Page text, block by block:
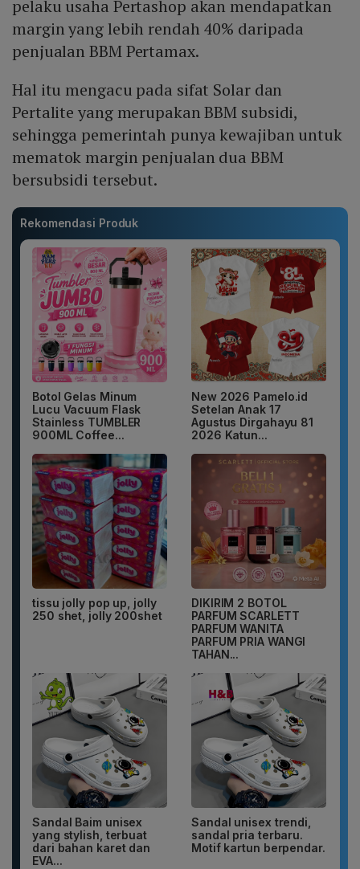
pelaku usaha Pertashop akan mendapatkan
margin yang lebih rendah 40% daripada
penjualan BBM Pertamax.
Hal itu mengacu pada sifat Solar dan
Pertalite yang merupakan BBM subsidi,
sehingga pemerintah punya kewajiban untuk
mematok margin penjualan dua BBM
bersubsidi tersebut.
Rekomendasi Produk
Botol Gelas Minum
Lucu Vacuum Flask
Stainless TUMBLER
900ML Coffee...
New 2026 Pamelo.id
Setelan Anak 17
Agustus Dirgahayu 81
2026 Katun...
tissu jolly pop up, jolly
250 shet, jolly 200shet
DIKIRIM 2 BOTOL
PARFUM SCARLETT
PARFUM WANITA
PARFUM PRIA WANGI
TAHAN...
Sandal Baim unisex
yang stylish, terbuat
dari bahan karet dan
EVA...
Sandal unisex trendi,
sandal pria terbaru.
Motif kartun berpendar.